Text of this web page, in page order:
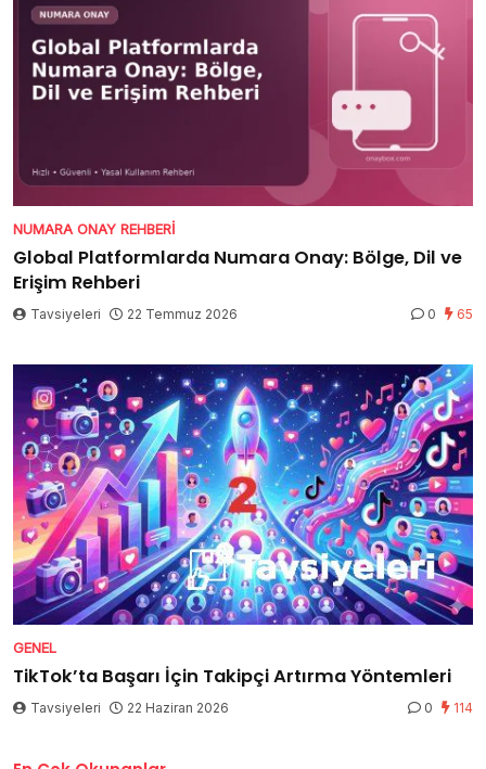
NUMARA ONAY REHBERI
Global Platformlarda Numara Onay: Bölge, Dil ve
Erişim Rehberi
Tavsiyeleri 22 Temmuz 2026 0 65
GENEL
TikTok’ta Başarı İçin Takipçi Artırma Yöntemleri
Tavsiyeleri 22 Haziran 2026 0 114